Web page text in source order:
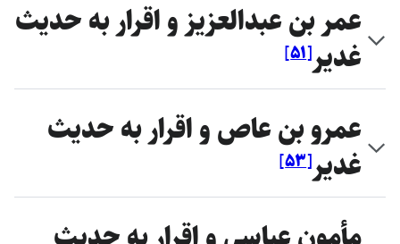
عمر بن عبدالعزيز و اقرار به حديث
غدير[۵۱]
عمرو بن عاص و اقرار به حديث
غدير[۵۳]